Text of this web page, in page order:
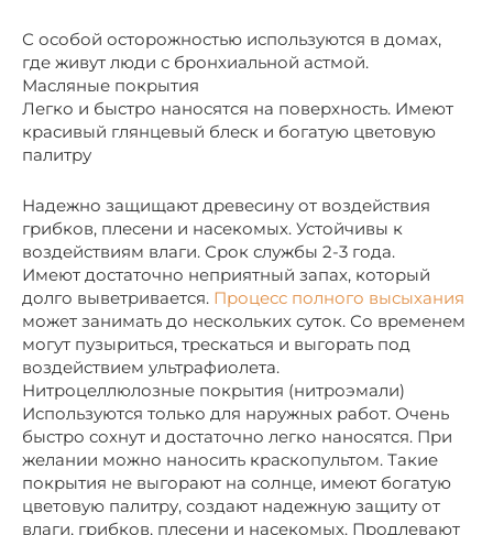
С особой осторожностью используются в домах,
где живут люди с бронхиальной астмой.
Масляные покрытия
Легко и быстро наносятся на поверхность. Имеют
красивый глянцевый блеск и богатую цветовую
палитру
Надежно защищают древесину от воздействия
грибков, плесени и насекомых. Устойчивы к
воздействиям влаги. Срок службы 2-3 года.
Имеют достаточно неприятный запах, который
долго выветривается. Процесс полного высыхания
может занимать до нескольких суток. Со временем
могут пузыриться, трескаться и выгорать под
воздействием ультрафиолета.
Нитроцеллюлозные покрытия (нитроэмали)
Используются только для наружных работ. Очень
быстро сохнут и достаточно легко наносятся. При
желании можно наносить краскопультом. Такие
покрытия не выгорают на солнце, имеют богатую
цветовую палитру, создают надежную защиту от
влаги, грибков, плесени и насекомых. Продлевают